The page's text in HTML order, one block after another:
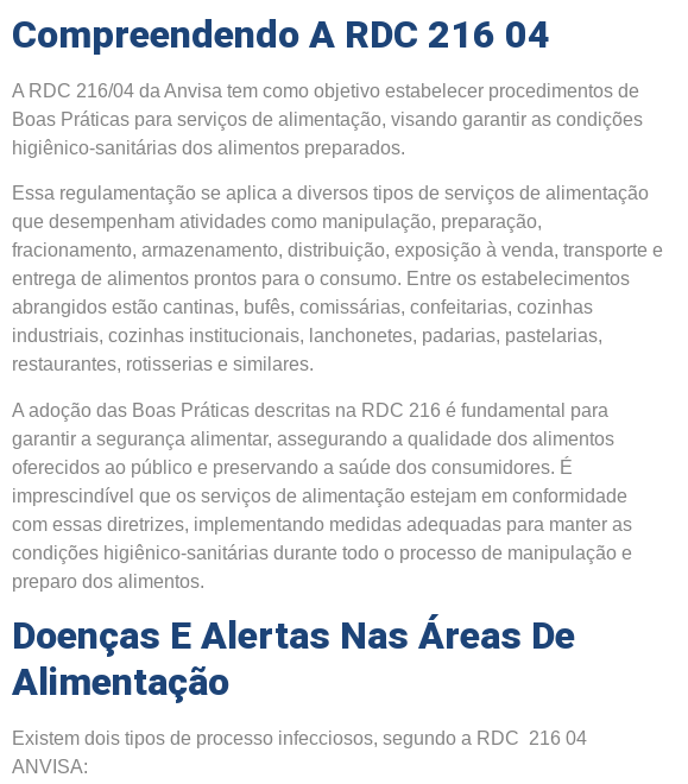
Compreendendo A RDC 216 04
A RDC 216/04 da Anvisa tem como objetivo estabelecer procedimentos de
Boas Práticas para serviços de alimentação, visando garantir as condições
higiênico-sanitárias dos alimentos preparados.
Essa regulamentação se aplica a diversos tipos de serviços de alimentação
que desempenham atividades como manipulação, preparação,
fracionamento, armazenamento, distribuição, exposição à venda, transporte e
entrega de alimentos prontos para o consumo. Entre os estabelecimentos
abrangidos estão cantinas, bufês, comissárias, confeitarias, cozinhas
industriais, cozinhas institucionais, lanchonetes, padarias, pastelarias,
restaurantes, rotisserias e similares.
A adoção das Boas Práticas descritas na RDC 216 é fundamental para
garantir a segurança alimentar, assegurando a qualidade dos alimentos
oferecidos ao público e preservando a saúde dos consumidores. É
imprescindível que os serviços de alimentação estejam em conformidade
com essas diretrizes, implementando medidas adequadas para manter as
condições higiênico-sanitárias durante todo o processo de manipulação e
preparo dos alimentos.
Doenças E Alertas Nas Áreas De
Alimentação
Existem dois tipos de processo infecciosos, segundo a RDC 216 04
ANVISA: